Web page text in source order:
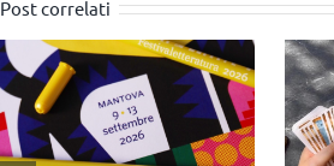
Post correlati